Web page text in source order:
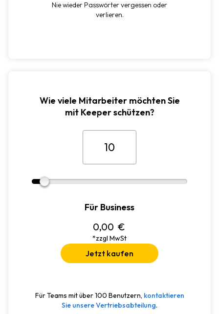
Nie wieder Passwörter vergessen oder
verlieren.
Wie viele Mitarbeiter möchten Sie
mit Keeper schützen?
Für Business
0,00 €
*zzgl MwSt
Jetzt kaufen
Für Teams mit über 100 Benutzern, kontaktieren
Sie unsere Vertriebsabteilung.